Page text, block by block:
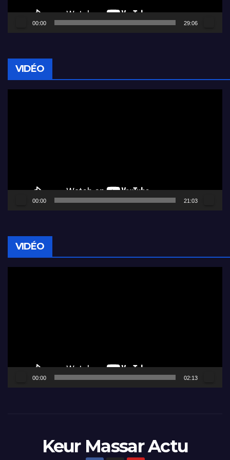
00:00 29:06
VIDÉO
00:00 21:03
VIDÉO
00:00 02:13
Keur Massar Actu